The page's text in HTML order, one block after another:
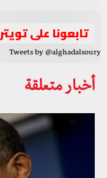
تابعونا على تويتر
Tweets by @alghadalsoury
أخبار متعلقة